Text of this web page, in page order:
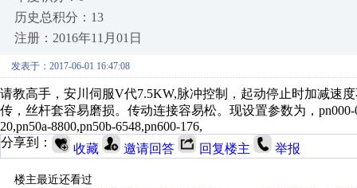
历史总积分：13
注册：2016年11月01日
发表于：2017-06-01 16:47:08
请教高手，安川伺服V代7.5KW,脉冲控制，起动停止时加减速
传，丝杆套容易磨损。传动连接容易松。现设置参数为，pn000-
20,pn50a-8800,pn50b-6548,pn600-176,
分享到：
收藏 邀请回答 回复楼主 举报
楼主最近还看过